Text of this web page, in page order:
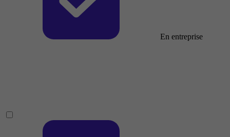
En entreprise